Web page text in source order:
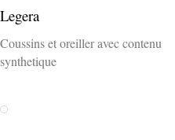
Legera
Coussins et oreiller avec contenu
synthetique
Weiss